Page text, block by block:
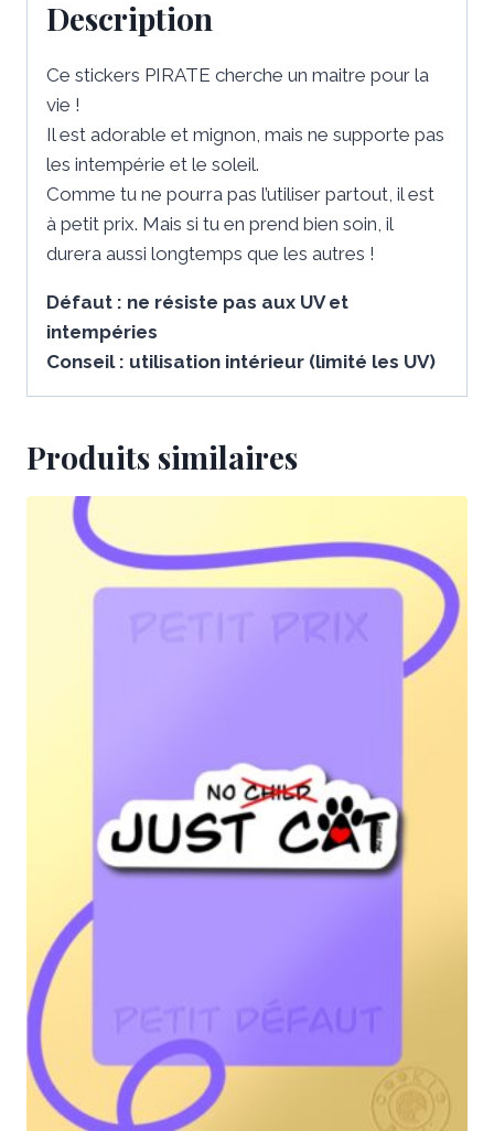
Description
Ce stickers PIRATE cherche un maitre pour la
vie !
Il est adorable et mignon, mais ne supporte pas
les intempérie et le soleil.
Comme tu ne pourra pas l’utiliser partout, il est
à petit prix. Mais si tu en prend bien soin, il
durera aussi longtemps que les autres !
Défaut : ne résiste pas aux UV et
intempéries
Conseil : utilisation intérieur (limité les UV)
Produits similaires